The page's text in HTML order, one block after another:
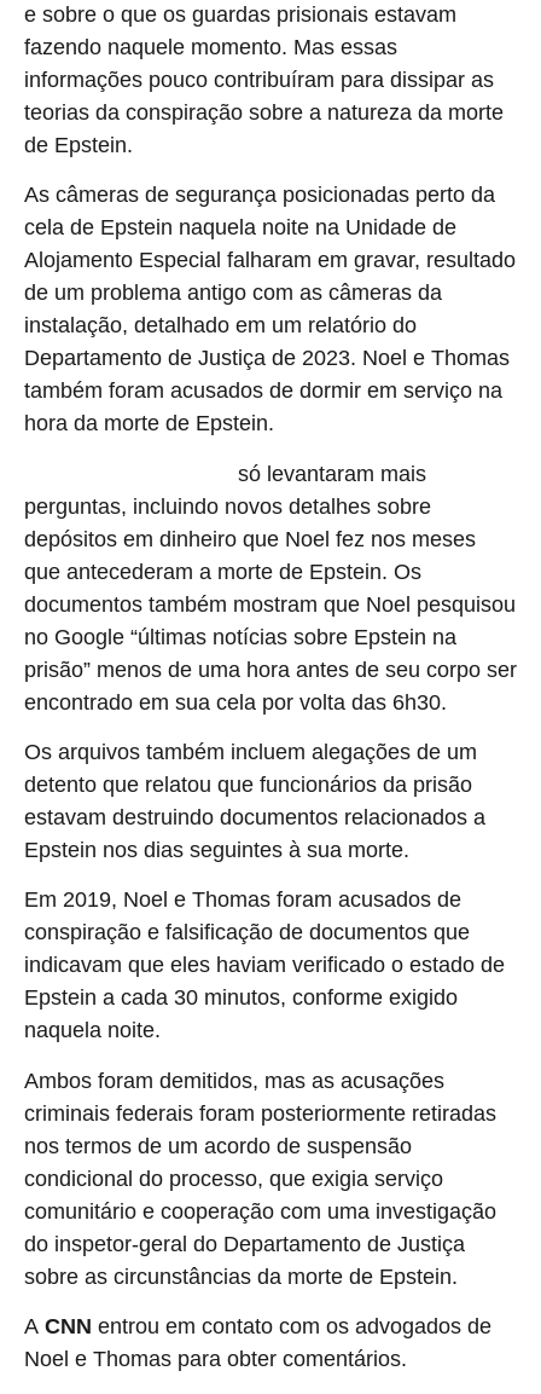
e sobre o que os guardas prisionais estavam
fazendo naquele momento. Mas essas
informações pouco contribuíram para dissipar as
teorias da conspiração sobre a natureza da morte
de Epstein.
As câmeras de segurança posicionadas perto da
cela de Epstein naquela noite na Unidade de
Alojamento Especial falharam em gravar, resultado
de um problema antigo com as câmeras da
instalação, detalhado em um relatório do
Departamento de Justiça de 2023. Noel e Thomas
também foram acusados ​​de dormir em serviço na
hora da morte de Epstein.
só levantaram mais
perguntas, incluindo novos detalhes sobre
depósitos em dinheiro que Noel fez nos meses
que antecederam a morte de Epstein. Os
documentos também mostram que Noel pesquisou
no Google “últimas notícias sobre Epstein na
prisão” menos de uma hora antes de seu corpo ser
encontrado em sua cela por volta das 6h30.
Os arquivos também incluem alegações de um
detento que relatou que funcionários da prisão
estavam destruindo documentos relacionados a
Epstein nos dias seguintes à sua morte.
Em 2019, Noel e Thomas foram acusados ​​de
conspiração e falsificação de documentos que
indicavam que eles haviam verificado o estado de
Epstein a cada 30 minutos, conforme exigido
naquela noite.
Ambos foram demitidos, mas as acusações
criminais federais foram posteriormente retiradas
nos termos de um acordo de suspensão
condicional do processo, que exigia serviço
comunitário e cooperação com uma investigação
do inspetor-geral do Departamento de Justiça
sobre as circunstâncias da morte de Epstein.
A CNN entrou em contato com os advogados de
Noel e Thomas para obter comentários.